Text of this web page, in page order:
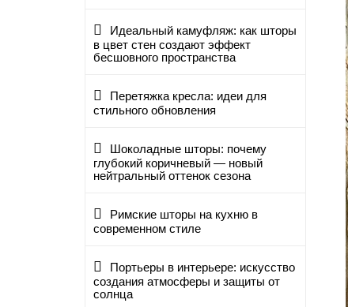
Идеальный камуфляж: как шторы
в цвет стен создают эффект
бесшовного пространства
Перетяжка кресла: идеи для
стильного обновления
Шоколадные шторы: почему
глубокий коричневый — новый
нейтральный оттенок сезона
Римские шторы на кухню в
современном стиле
Портьеры в интерьере: искусство
создания атмосферы и защиты от
солнца